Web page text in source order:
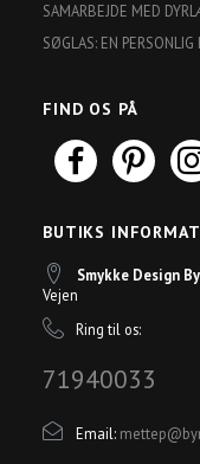
SAMARBEJDE MED
SØGLAS: EN
FIND OS PÅ
BUTIKS
Smykke Design
Vejen
Ring til os:
71940033
Email: